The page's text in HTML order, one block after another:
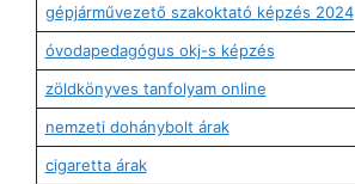
gépjárművezető szakoktató képzés 2024
óvodapedagógus okj-s képzés
zöldkönyves tanfolyam online
nemzeti dohánybolt árak
cigaretta árak